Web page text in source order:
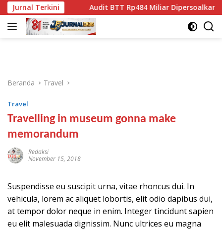
Langsung
ke
konten
Jurnal TerkiniAudit BTT Rp484 Miliar Dipersoalkan,
Beranda Travel
Travel
Travelling in museum gonna make
memorandum
Redaksi
November 15, 2018
Suspendisse eu suscipit urna, vitae rhoncus dui. In
vehicula, lorem ac aliquet lobortis, elit odio dapibus dui,
at tempor dolor neque in enim. Integer tincidunt sapien
eu elit malesuada dignissim. Nunc ultrices eu magna